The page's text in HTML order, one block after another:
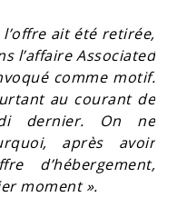
ait été retirée,
l’affaire Associated
comme motif.
au courant de
dernier. On ne
après avoir
d’hébergement,
moment ».